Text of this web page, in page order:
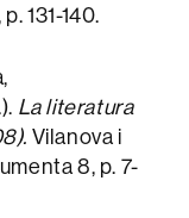
131-140.
La literatura
Vilanova i
8, p. 7-